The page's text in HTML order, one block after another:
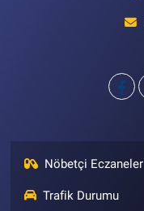
Nöbetçi Eczaneler
Trafik Durumu